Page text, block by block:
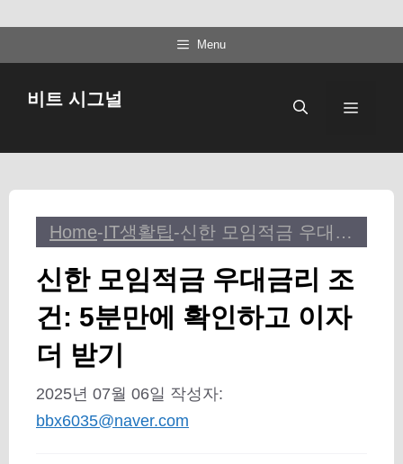
텐
뛰
Menu
비트 시그널 메
Home-IT생활팁- 신한 모임적금 우대금리 조건: 5분만에 확인하고 이자 더 받기
신한 모임적금 우대금리 조
건: 5분만에 확인하고 이자
더 받기
2025년 07월 06일 작성자:
bbx6035@naver.com